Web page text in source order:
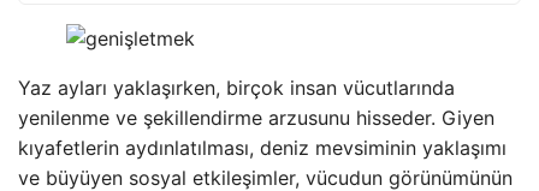
Yaz ayları yaklaşırken, birçok insan vücutlarında
yenilenme ve şekillendirme arzusunu hisseder. Giyen
kıyafetlerin aydınlatılması, deniz mevsiminin yaklaşımı
ve büyüyen sosyal etkileşimler, vücudun görünümünün